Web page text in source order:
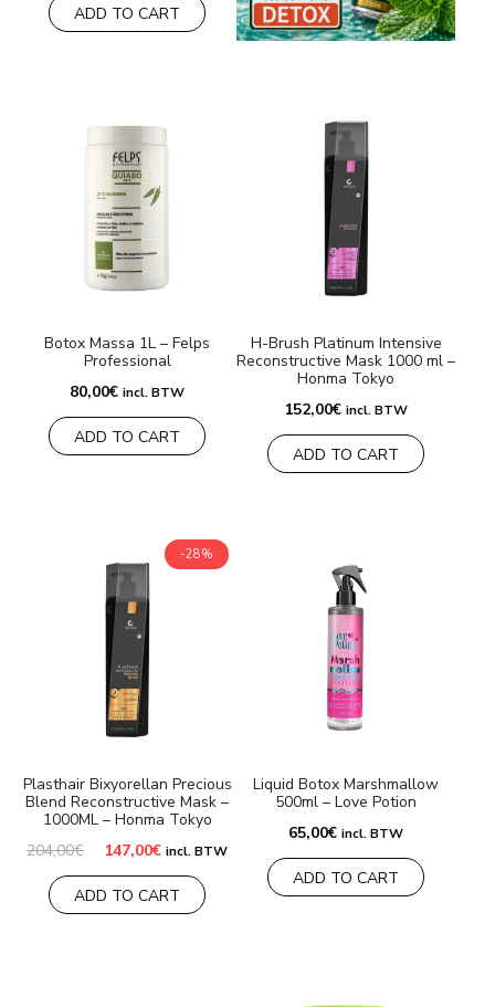
ADD TO CART
Botox Massa 1L – Felps
Professional
80,00€ incl. BTW
ADD TO CART
H-Brush Platinum Intensive
Reconstructive Mask 1000 ml –
Honma Tokyo
152,00€ incl. BTW
ADD TO CART
-28%
Plasthair Bixyorellan Precious
Blend Reconstructive Mask –
1000ML – Honma Tokyo
204,00€ El
original
era:
204,00€.
147,00€El
actual
es:
147,00€.
incl. BTW
ADD TO CART
Liquid Botox Marshmallow
500ml – Love Potion
65,00€ incl. BTW
ADD TO CART